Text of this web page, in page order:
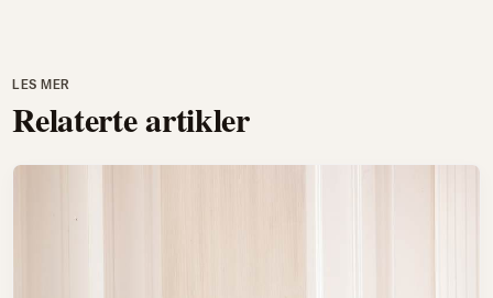
LES MER
Relaterte artikler